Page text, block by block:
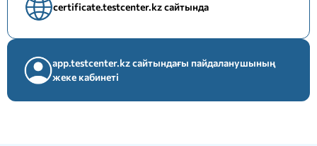
certificate.testcenter.kz сайтында
app.testcenter.kz сайтындағы пайдаланушының
жеке кабинеті